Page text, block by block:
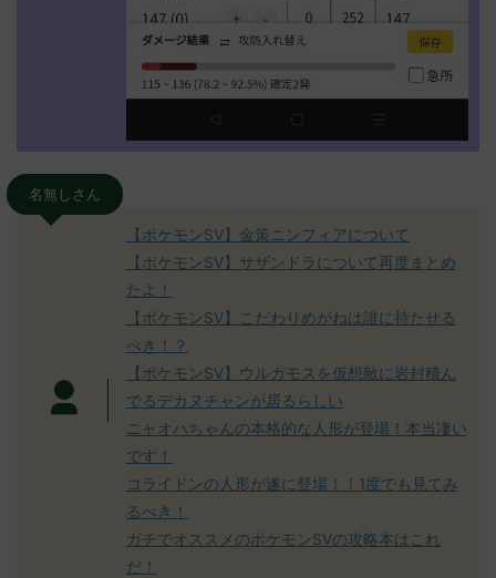
名無しさん
【ポケモンSV】金策ニンフィアについて
【ポケモンSV】サザンドラについて再度まとめ
たよ！
【ポケモンSV】こだわりめがねは誰に持たせる
べき！？
【ポケモンSV】ウルガモスを仮想敵に岩封積ん
でるデカヌチャンが居るらしい
ニャオハちゃんの本格的な人形が登場！本当凄い
です！
コライドンの人形が遂に登場！！1度でも見てみ
るべき！
ガチでオススメのポケモンSVの攻略本はこれ
だ！